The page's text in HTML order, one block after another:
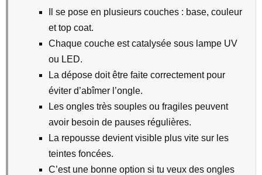
Il se pose en plusieurs couches : base, couleur
et top coat.
Chaque couche est catalysée sous lampe UV
ou LED.
La dépose doit être faite correctement pour
éviter d’abîmer l’ongle.
Les ongles très souples ou fragiles peuvent
avoir besoin de pauses régulières.
La repousse devient visible plus vite sur les
teintes foncées.
C’est une bonne option si tu veux des ongles